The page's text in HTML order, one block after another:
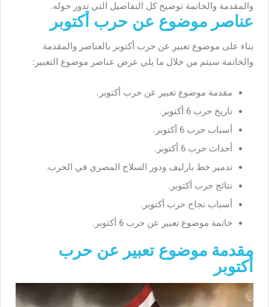
والمقدمة والخاتمة توضيح كل التفاصيل التي تدور حوله.
عناصر موضوع عن حرب أكتوبر
بناء على موضوع تعبير عن حرب أكتوبر بالعناصر والمقدمة
والخاتمة سيتم من خلال ما يلي عرض عناصر موضوع التعبير:
مقدمة موضوع تعبير عن حرب أكتوبر.
تاريخ حرب 6 أكتوبر.
أسباب حرب 6 أكتوبر.
أحداث حرب 6 أكتوبر.
تدمير خط بارليف ودور السلاح المصري في الحرب.
نتائج حرب أكتوبر.
أسباب نجاح حرب أكتوبر.
خاتمة موضوع تعبير عن حرب 6 أكتوبر.
مقدمة موضوع تعبير عن حرب
أكتوبر